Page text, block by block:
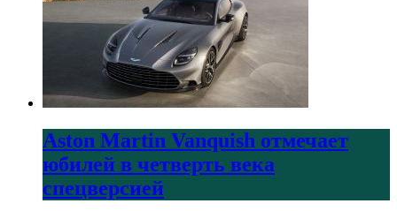
Aston Martin Vanquish отмечает
юбилей в четверть века
спецверсией